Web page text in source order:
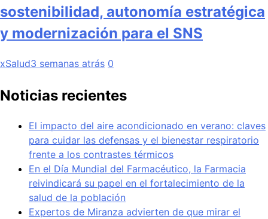
sostenibilidad, autonomía estratégica
y modernización para el SNS
xSalud3 semanas atrás 0
Noticias recientes
El impacto del aire acondicionado en verano: claves
para cuidar las defensas y el bienestar respiratorio
frente a los contrastes térmicos
En el Día Mundial del Farmacéutico, la Farmacia
reivindicará su papel en el fortalecimiento de la
salud de la población
Expertos de Miranza advierten de que mirar el